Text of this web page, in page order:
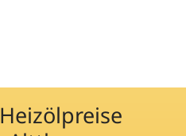
Heizölpreise